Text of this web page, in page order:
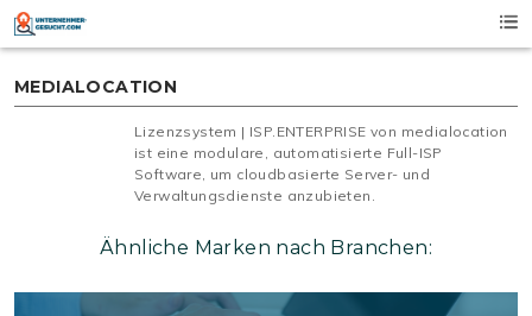
Skip
content
MEDIALOCATION
Lizenzsystem | ISP.ENTERPRISE von medialocation
ist eine modulare, automatisierte Full-ISP
Software, um cloudbasierte Server- und
Verwaltungsdienste anzubieten.
Ähnliche Marken nach Branchen: